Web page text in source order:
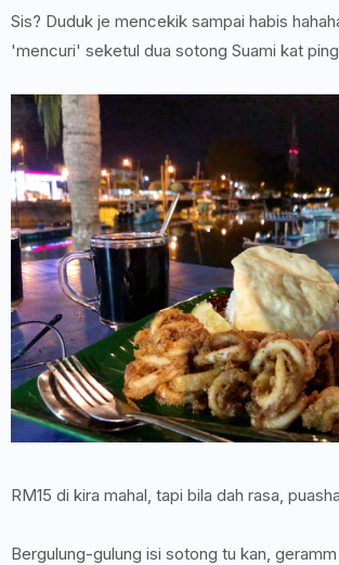
Sis? Duduk je mencekik sampai habis
'mencuri' seketul dua sotong Suami kat
RM15 di kira mahal, tapi bila dah rasa,
Bergulung-gulung isi sotong tu kan,